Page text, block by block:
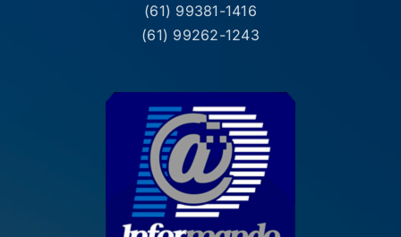
(61) 99381-1416
(61) 99262-1243